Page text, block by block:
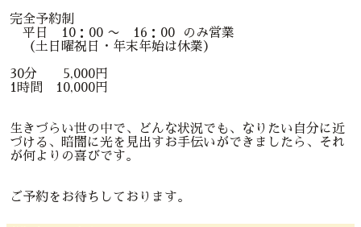
完全予約制
平日 10：00 〜 16：00 のみ営業
（土日曜祝日・年末年始は休業）
30分 5,000円
1時間 10,000円
生きづらい世の中で、どんな状況でも、なりたい自分に近
づける、暗闇に光を見出すお手伝いができましたら、それ
が何よりの喜びです。
ご予約をお待ちしております。